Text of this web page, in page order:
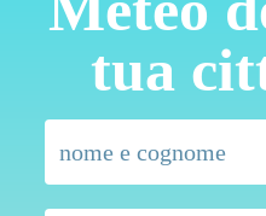
tua